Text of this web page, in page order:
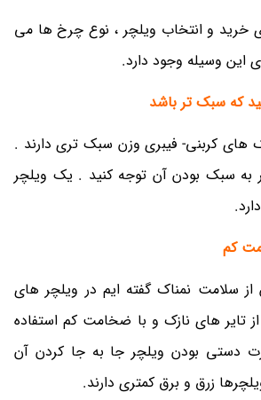
خرید و انتخاب ویلچر ، نوع چرخ ها می
این وسیله وجود دارد.
که سبک تر باشد
های کربنی- فیبری وزن سبک تری دارند .
به سبک بودن آن توجه کنید . یک ویلچر
کم
سلامت نمناک گفته ایم در ویلچر های
تایر های نازک و با ضخامت کم استفاده
دستی بودن ویلچر جا به جا کردن آن
زرق و برق کمتری دارند.